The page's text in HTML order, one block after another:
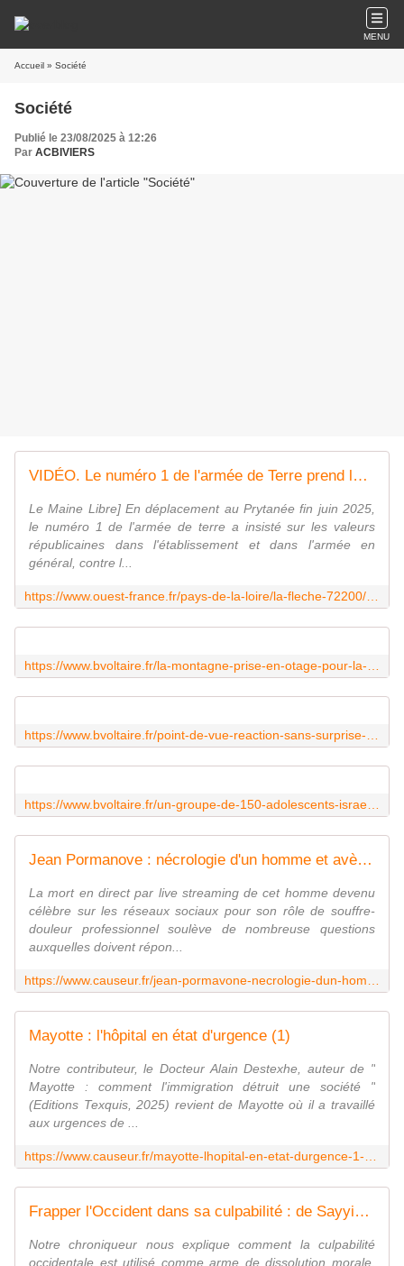
MENU
Accueil » Société
Société
Publié le 23/08/2025 à 12:26
Par ACBIVIERS
VIDÉO. Le numéro 1 de l'armée de Terre prend la parole contre le communautarisme dans l'armée | Le Maine Libre
Le Maine Libre] En déplacement au Prytanée fin juin 2025,
le numéro 1 de l'armée de terre a insisté sur les valeurs
républicaines dans l'établissement et dans l'armée en
général, contre l...
Jean Pormanove : nécrologie d'un homme et avènement de la France de demain
La mort en direct par live streaming de cet homme devenu
célèbre sur les réseaux sociaux pour son rôle de souffre-
douleur professionnel soulève de nombreuse questions
auxquelles doivent répon...
Mayotte : l'hôpital en état d'urgence (1)
Notre contributeur, le Docteur Alain Destexhe, auteur de "
Mayotte : comment l'immigration détruit une société "
(Editions Texquis, 2025) revient de Mayotte où il a travaillé
aux urgences de ...
Frapper l'Occident dans sa culpabilité : de Sayyid Qutb au Palestinisme
Notre chroniqueur nous explique comment la culpabilité
occidentale est utilisé comme arme de dissolution morale,